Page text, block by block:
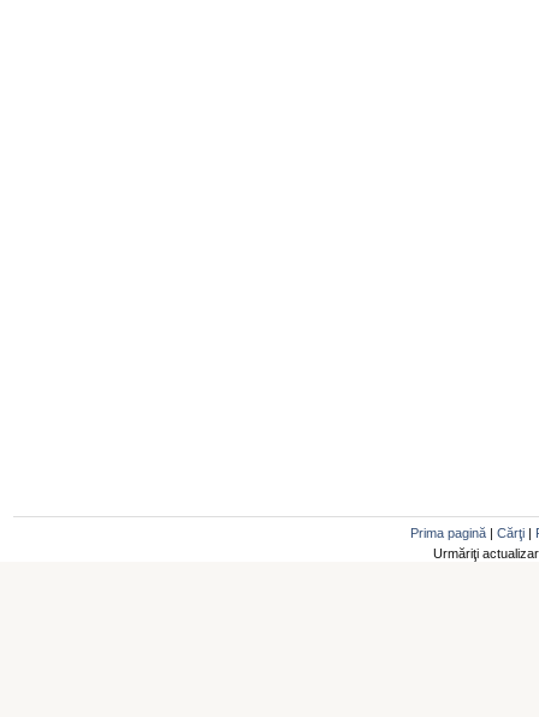
Prima pagină| Cărţi|
Urmăriţi